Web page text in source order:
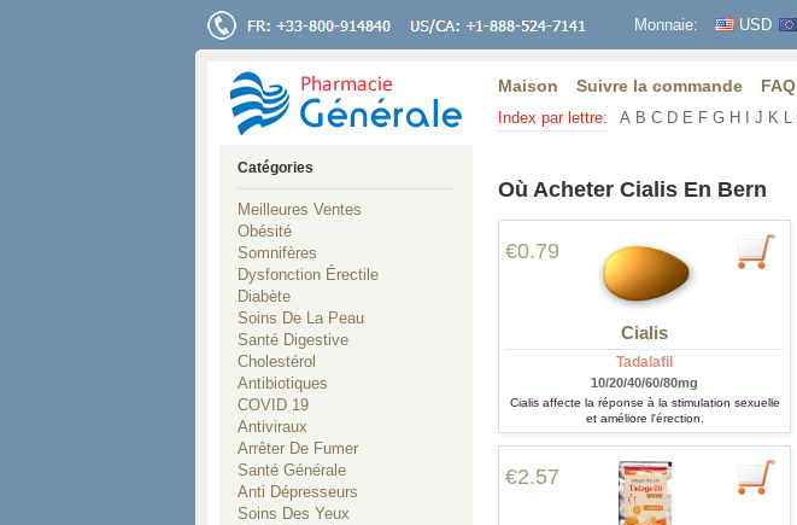
Monnaie: USD
Maison Suivre la commande FAQ
Index par lettre: A B C D E F G H J K L
Où Acheter Cialis En Bern
€0.79
Cialis
Tadalafil
10/20/40/60/80mg
Cialis affecte la réponse à la stimulation sexuelle
et améliore l'érection.
€2.57
Catégories
Meilleures Ventes
Obésité
Somnifères
Dysfonction Érectile
Diabète
Soins De La Peau
Santé Digestive
Cholestérol
Antibiotiques
COVID 19
Antiviraux
Arrêter De Fumer
Santé Générale
Anti Dépresseurs
Soins Des Yeux